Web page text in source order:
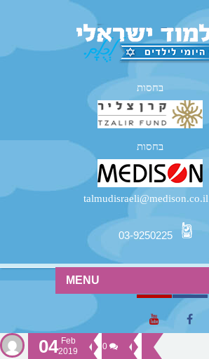
בחסות
בחסות
talmudisraeli@medison.co.il
03-9250225
MENU
04 Feb
2019
0